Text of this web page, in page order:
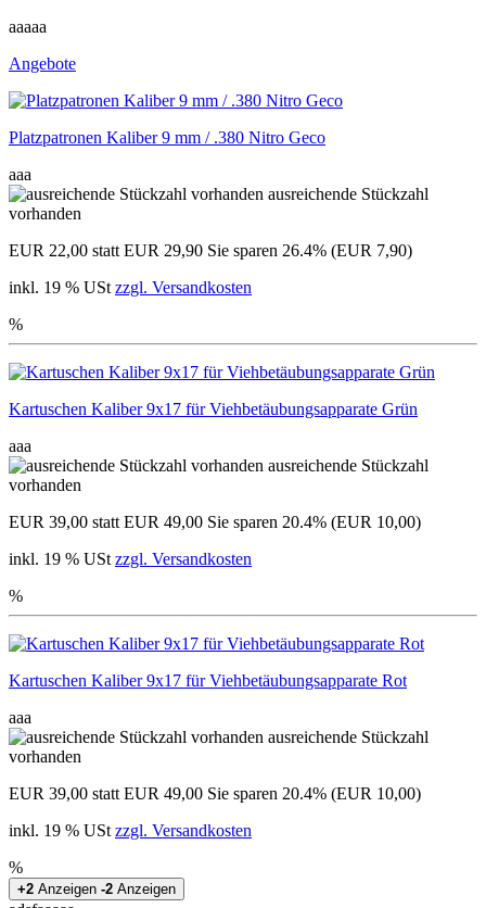
aaaaa
Angebote
Platzpatronen Kaliber 9 mm / .380 Nitro Geco
aaa
ausreichende Stückzahl
vorhanden
EUR 22,00 statt EUR 29,90 Sie sparen 26.4% (EUR 7,90)
inkl. 19 % USt zzgl. Versandkosten
%
Kartuschen Kaliber 9x17 für Viehbetäubungsapparate Grün
aaa
ausreichende Stückzahl
vorhanden
EUR 39,00 statt EUR 49,00 Sie sparen 20.4% (EUR 10,00)
inkl. 19 % USt zzgl. Versandkosten
%
Kartuschen Kaliber 9x17 für Viehbetäubungsapparate Rot
aaa
ausreichende Stückzahl
vorhanden
EUR 39,00 statt EUR 49,00 Sie sparen 20.4% (EUR 10,00)
inkl. 19 % USt zzgl. Versandkosten
%
+2 Anzeigen -2 Anzeigen